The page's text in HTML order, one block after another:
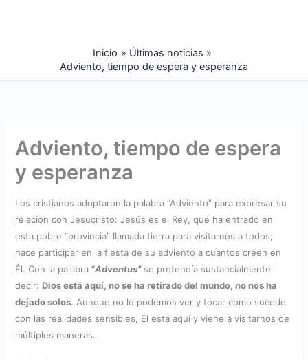
Inicio
Últimas noticias
Adviento, tiempo de espera y esperanza
Adviento, tiempo de espera
y esperanza
Los cristianos adoptaron la palabra “Adviento” para expresar su
relación con Jesucristo: Jesús es el Rey, que ha entrado en
esta pobre “provincia” llamada tierra para visitarnos a todos;
hace participar en la fiesta de su adviento a cuantos creen en
Él. Con la palabra“Adventus”se pretendía sustancialmente
decir: Dios está aquí, no se ha retirado del mundo, no nos ha
dejado solos. Aunque no lo podemos ver y tocar como sucede
con las realidades sensibles, Él está aquí y viene a visitarnos de
múltiples maneras.